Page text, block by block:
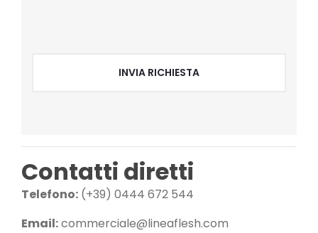
INVIA RICHIESTA
Contatti diretti
Telefono: (+39) 0444 672 544
Email:commerciale@lineaflesh.com